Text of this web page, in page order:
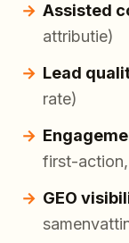
Assisted
attributie)
Lead
rate)
first-
GEO